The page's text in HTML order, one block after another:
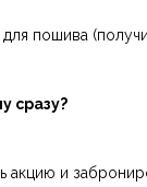
пошива
сразу?
акцию и